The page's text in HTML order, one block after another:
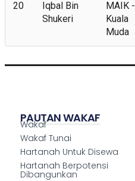
20
Iqbal Bin
Shukeri
MAIK -
Kuala
Muda
PAUTAN WAKAF
Wakaf
Wakaf Tunai
Hartanah Untuk Disewa
Hartanah Berpotensi
Dibangunkan